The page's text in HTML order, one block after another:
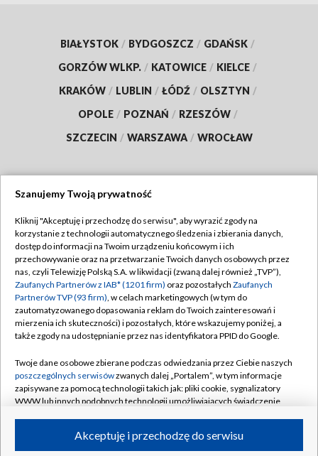
BIAŁYSTOK / BYDGOSZCZ / GDAŃSK /
GORZÓW WLKP. / KATOWICE / KIELCE /
KRAKÓW / LUBLIN / ŁÓDŹ / OLSZTYN /
OPOLE / POZNAŃ / RZESZÓW /
SZCZECIN / WARSZAWA / WROCŁAW
TVP
Abonament TVP
Emisja w TVP
Centrum informacji TVP
Naziemna Telewizja Cyfrowa
Rada Programowa
System NOS
Informacje o nadawcy
Program dla prasy
Regulamin TVP
Polityka prywatności
Moje zgody
Pomoc
Kontakt
Kanały
Szanujemy Twoją prywatność
Kliknij "Akceptuję i przechodzę do serwisu", aby wyrazić zgody na
korzystanie z technologii automatycznego śledzenia i zbierania danych,
dostęp do informacji na Twoim urządzeniu końcowym i ich
przechowywanie oraz na przetwarzanie Twoich danych osobowych przez
nas, czyli Telewizję Polską S.A. w likwidacji (zwaną dalej również „TVP”),
Zaufanych Partnerów z IAB* (1201 firm) oraz pozostałych Zaufanych
Partnerów TVP (93 firm), w celach marketingowych (w tym do
zautomatyzowanego dopasowania reklam do Twoich zainteresowań i
mierzenia ich skuteczności) i pozostałych, które wskazujemy poniżej, a
także zgody na udostępnianie przez nas identyfikatora PPID do Google.
Twoje dane osobowe zbierane podczas odwiedzania przez Ciebie naszych
poszczególnych serwisówzwanych dalej „Portalem”, w tym informacje
zapisywane za pomocą technologii takich jak: pliki cookie, sygnalizatory
WWW lub innych podobnych technologii umożliwiających świadczenie
ruchu w Internecie.Akceptuję i przechodzę do serwisu